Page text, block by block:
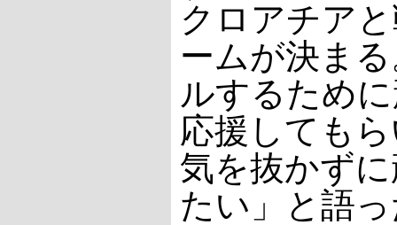
クロアチア
ームが決ま
ルするため
応援しても
気を抜かず
たい」と語